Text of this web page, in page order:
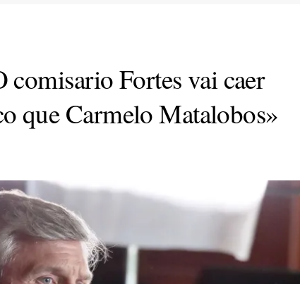
Fortes vai caer
que Carmelo Matalobos»